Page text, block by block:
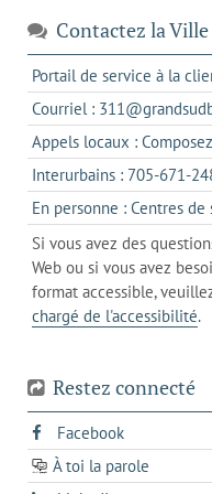
Contactez la Ville
Portail de service à la
Courriel :
Appels locaux :
Interurbains : 705-671-
En personne : Centres
Si vous avez des
Web ou si vous avez
format accessible,
chargé de l'accessibilité.
Restez connecté
Facebooks'ouvre
dans
un
À toi la parole
opens